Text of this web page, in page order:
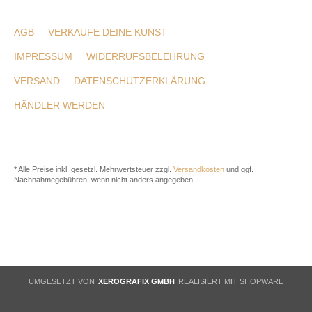
AGB VERKAUFE DEINE KUNST
IMPRESSUM WIDERRUFSBELEHRUNG
VERSAND DATENSCHUTZERKLÄRUNG
HÄNDLER WERDEN
* Alle Preise inkl. gesetzl. Mehrwertsteuer zzgl. Versandkosten und ggf.
Nachnahmegebühren, wenn nicht anders angegeben.
UMGESETZT VON XEROGRAFIX GMBH REALISIERT MIT SHOPWARE